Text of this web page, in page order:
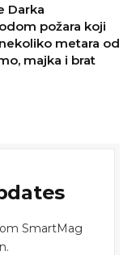
Darka
požara koji
metara od
majka i brat
SmartMag